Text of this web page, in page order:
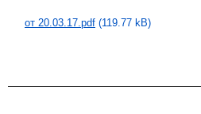
от 20.03.17.pdf (119.77 kB)